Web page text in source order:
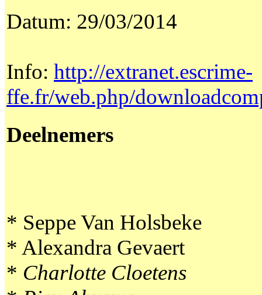
Datum: 29/03/2014
Info: http://extranet.escrime-
ffe.fr/web.php/
Deelnemers
* Seppe Van Holsbeke
* Alexandra Gevaert
* Charlotte Cloetens